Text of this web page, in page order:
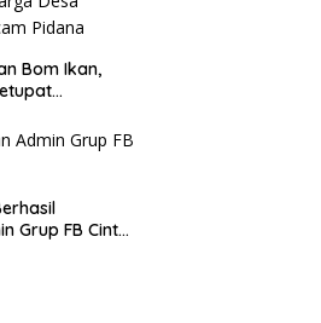
Bom Ikan,
Grup FB Cinta